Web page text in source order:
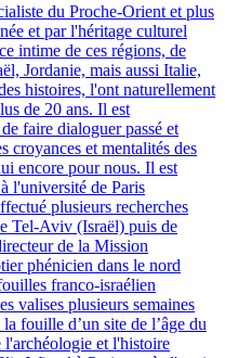
du Proche-Orient et plus
et par l'héritage culturel
intime de ces régions, de
Jordanie, mais aussi Italie,
histoires, l'ont naturellement
de 20 ans. Il est
faire dialoguer passé et
croyances et mentalités des
encore pour nous. Il est
l'université de Paris
plusieurs recherches
Tel-Aviv (Israël) puis de
de la Mission
phénicien dans le nord
franco-israélien
valises plusieurs semaines
fouille d’un site de l’âge du
l'archéologie et l'histoire